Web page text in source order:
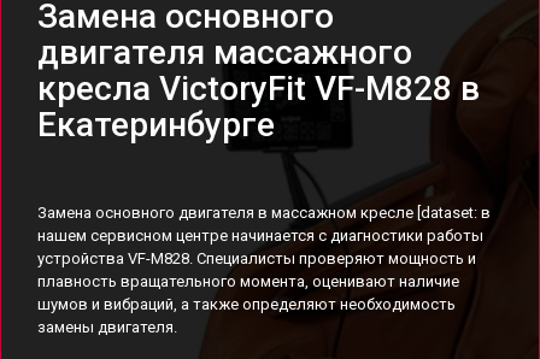
Замена основного
двигателя массажного
кресла VictoryFit VF-M828 в
Екатеринбурге
Замена основного двигателя в массажном кресле [dataset: в
нашем сервисном центре начинается с диагностики работы
устройства VF-M828. Специалисты проверяют мощность и
плавность вращательного момента, оценивают наличие
шумов и вибраций, а также определяют необходимость
замены двигателя.